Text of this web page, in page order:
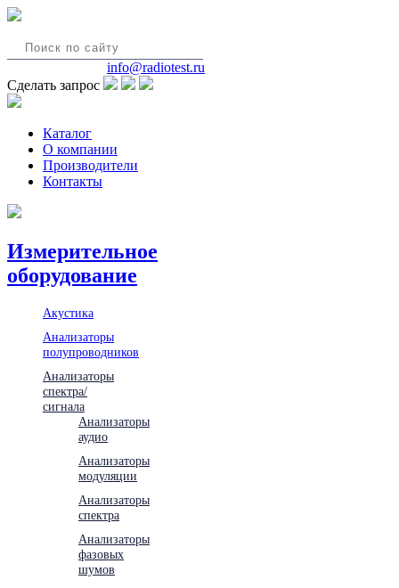
info@radiotest.ru
Сделать запрос
Каталог
О компании
Производители
Контакты
Измерительное
оборудование
Акустика
Анализаторы
полупроводников
Анализаторы
спектра/
сигнала
Анализаторы
аудио
Анализаторы
модуляции
Анализаторы
спектра
Анализаторы
фазовых
шумов